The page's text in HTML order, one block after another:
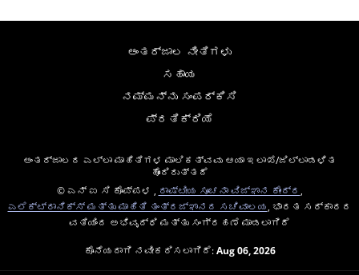
ಅಂತರ್ಜಾಲ ನೀತಿಗಳು
ಸಹಾಯ
ನಮ್ಮನ್ನು ಸಂಪರ್ಕಿಸಿ
ಪ್ರತಿಕ್ರಿಯೆ
ಅಂತರ್ಜಾಲದ ಎಲ್ಲಾ ಮಾಹಿತಿಗಳ ಮಾಲಿಕತ್ವವು ಆಯಾ ಇಲಾಖೆ/ಜಿಲ್ಲಾಡಳಿತ
ಹೊಂದಿರುತ್ತದೆ
© ಎನ್ ಐ ಸಿ ಕೊಪ್ಪಳ ,
ರಾಷ್ಟೀಯ ಸೂಚನಾ ವಿಜ್ಞಾನ ಕೇಂದ್ರ
ಎಲೆಕ್ಟ್ರಾನಿಕ್ಸ್ ಮತ್ತು ಮಾಹಿತಿ ತಂತ್ರಜ್ಞಾನದ ಸಚಿವಾಲಯ , ಭಾರತ ಸರ್ಕಾರದ
ವತಿಯಿಂದ ಅಭಿವೃದ್ಧಿ ಮತ್ತು ಸಂಗ್ರಹಣೆ ಮಾಡಲಾಗಿದೆ
ಕೊನೆಯದಾಗಿ ನವೀಕರಿಸಲಾಗಿದೆ:Aug 06, 2026